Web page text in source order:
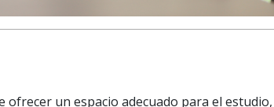
ofrecer un espacio adecuado para el